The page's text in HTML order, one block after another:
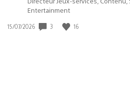
Entertainment
Date
15/07/2026 3 16